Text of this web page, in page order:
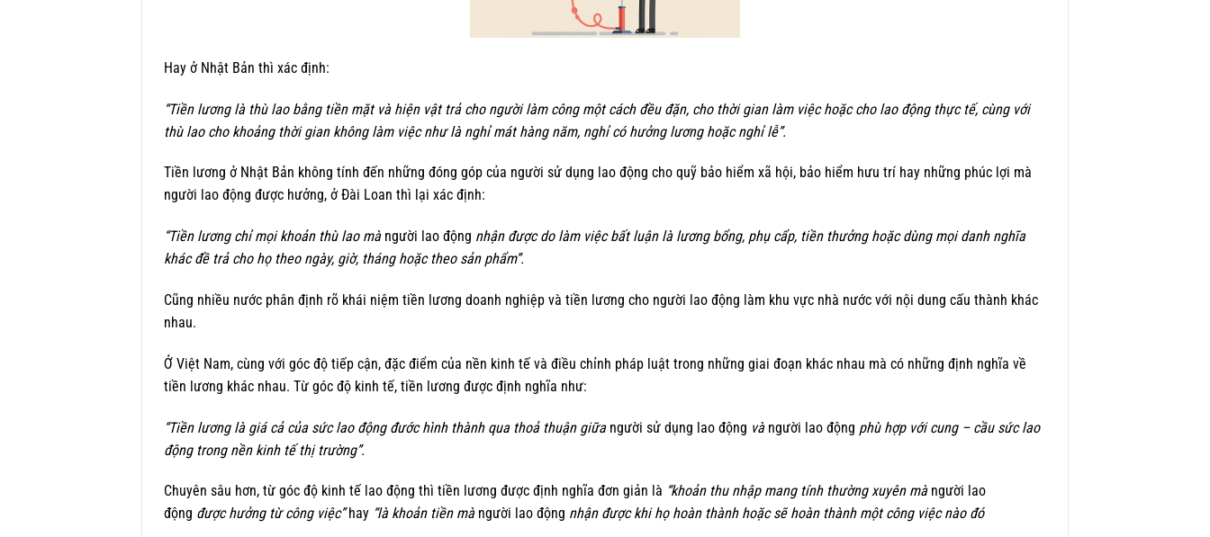
Hay ở Nhật Bản thì xác định:
“Tiền lương là thù lao bằng tiền mặt và hiện vật trả cho người làm công một cách đều đặn, cho thời gian làm việc hoặc cho lao động thực tế, cùng với
thù lao cho khoảng thời gian không làm việc như là nghỉ mát hàng năm, nghỉ có hưởng lương hoặc nghỉ lễ”.
Tiền lương ở Nhật Bản không tính đến những đóng góp của người sử dụng lao động cho quỹ bảo hiểm xã hội, bảo hiểm hưu trí hay những phúc lợi mà
người lao động được hưởng, ở Đài Loan thì lại xác định:
“Tiền lương chỉ mọi khoản thù lao mà người lao động nhận được do làm việc bất luận là lương bổng, phụ cẩp, tiền thưởng hoặc dùng mọi danh nghĩa
khác đề trả cho họ theo ngày, giờ, tháng hoặc theo sản phẩm”.
Cũng nhiều nước phân định rõ khái niệm tiền lương doanh nghiệp và tiền lương cho người lao động làm khu vực nhà nước với nội dung cấu thành khác
nhau.
Ở Việt Nam, cùng với góc độ tiếp cận, đặc điểm của nền kinh tế và điều chỉnh pháp luật trong những giai đoạn khác nhau mà có những định nghĩa về
tiền lương khác nhau. Từ góc độ kinh tế, tiền lương được định nghĩa như:
“Tiền lương là giá cả của sức lao động đước hình thành qua thoả thuận giữa người sử dụng lao động và người lao động phù hợp với cung – cầu sức lao
động trong nền kinh tế thị trường”.
Chuyên sâu hơn, từ góc độ kinh tế lao động thì tiền lương được định nghĩa đơn giản là “khoản thu nhập mang tính thường xuyên mà người lao
động được hưởng từ công việc”hay “là khoản tiền mà người lao động nhận được khi họ hoàn thành hoặc sẽ hoàn thành một công việc nào đó